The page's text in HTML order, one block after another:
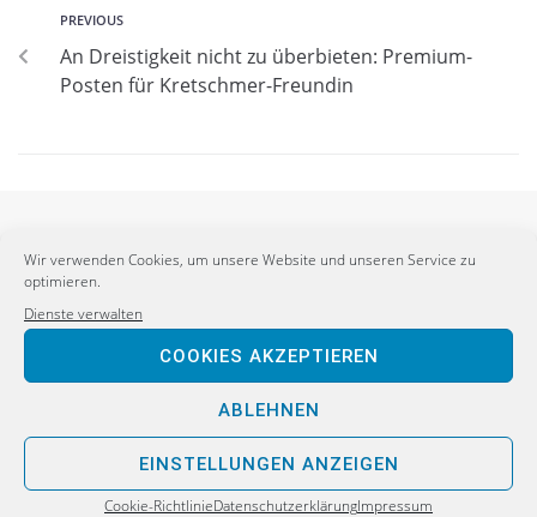
Wir verwenden Cookies, um unsere Website und unseren Service zu
optimieren.
Dienste verwalten
COOKIES AKZEPTIEREN
ABLEHNEN
EINSTELLUNGEN ANZEIGEN
Cookie-RichtlinieDatenschutzerklärungImpressum
PREVIOUS
An Dreistigkeit nicht zu überbieten: Premium-
Posten für Kretschmer-Freundin
Alternative für Deutschland